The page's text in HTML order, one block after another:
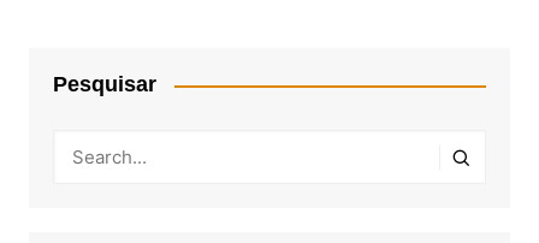
Pesquisar